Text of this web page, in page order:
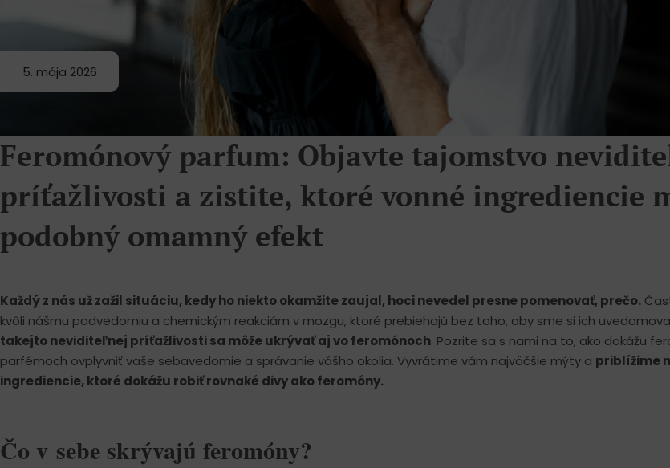
5. mája 2026
Feromónový parfum: Objavte tajomstvo
príťažlivosti a zistite, ktoré vonné ingrediencie
podobný omamný efekt
Každý z nás už zažil situáciu, kedy ho niekto okamžite zaujal, hoci nevedel presne pomenovať, prečo.
kvôli nášmu podvedomiu a chemickým reakciám v mozgu, ktoré prebiehajú bez toho, aby sme si ich
takejto neviditeľnej príťažlivosti sa môže ukrývať aj vo feromónoch. Pozrite sa s nami na to, ako dokážu
parfémoch ovplyvniť vaše sebavedomie a správanie vášho okolia. Vyvrátime vám najväčšie mýty a priblížime
ingrediencie, ktoré dokážu robiť rovnaké divy ako feromóny.
Čo v sebe skrývajú feromóny?